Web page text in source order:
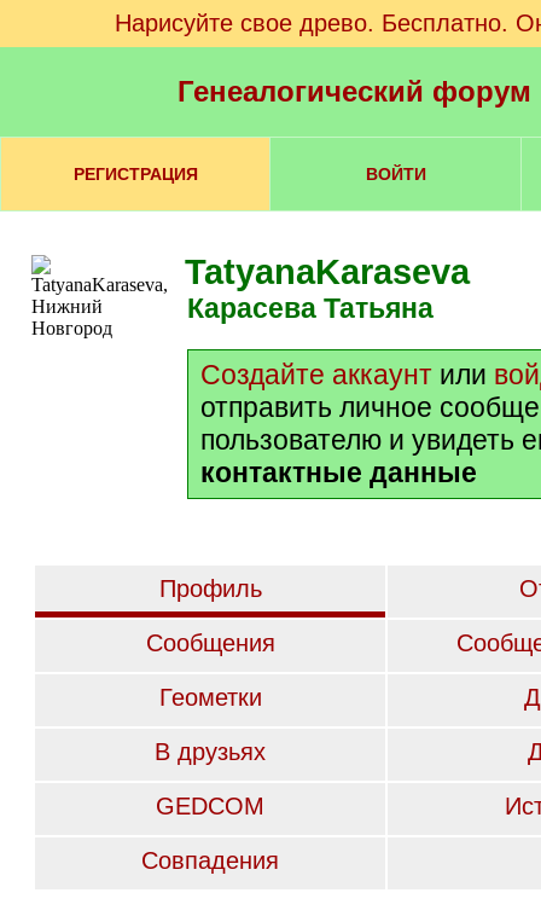
Нарисуйте свое древо. Бесплатно.
Генеалогический
РЕГИСТРАЦИЯ ВОЙТИ
TatyanaKaraseva
Карасева Татьяна
Создайте аккаунт или
отправить личное
пользователю и увидеть
контактные данные
Профиль
Сообщения
Геометки
В друзьях
GEDCOM
Совпадения